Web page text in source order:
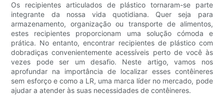
Os recipientes articulados de plástico tornaram-se parte
integrante da nossa vida quotidiana. Quer seja para
armazenamento, organização ou transporte de alimentos,
estes recipientes proporcionam uma solução cómoda e
prática. No entanto, encontrar recipientes de plástico com
dobradiças convenientemente acessíveis perto de você às
vezes pode ser um desafio. Neste artigo, vamos nos
aprofundar na importância de localizar esses contêineres
sem esforço e como a LR, uma marca líder no mercado, pode
ajudar a atender às suas necessidades de contêineres.